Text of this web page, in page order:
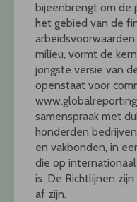
bijeenbrengt om de
het gebied van de
milieu, vormt de
jongste versie van
openstaat voor
samenspraak met
honderden
en vakbonden, in
die op
is. De Richtlijnen
af zijn.